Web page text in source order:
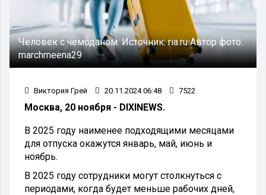
Человек с чемоданом.Источник:ria.ruАвтор фото:
marchmeena29
Виктория Грей 20.11.2024 06:48 7522
Москва, 20 ноября - DIXINEWS.
В 2025 году наименее подходящими месяцами
для отпуска окажутся январь, май, июнь и
ноябрь.
В 2025 году сотрудники могут столкнуться с
периодами, когда будет меньше рабочих дней,